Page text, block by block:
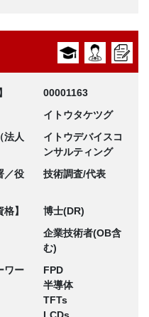
00001163
イトウタケツグ
法人
イトウデバイスコ
ンサルティング
／役
技術調査/代表
】
博士(DR)
企業技術者(OB含
む)
ワー
FPD
半導体
TFTs